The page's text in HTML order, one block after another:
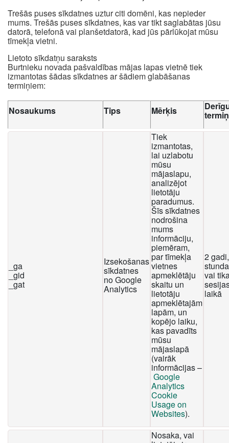
Trešās puses sīkdatnes uztur citi domēni, kas nepieder
mums. Trešās puses sīkdatnes, kas var tikt saglabātas jūsu
datorā, telefonā vai planšetdatorā, kad jūs pārlūkojat mūsu
tīmekļa vietni.
Lietoto sīkdatņu saraksts
Burtnieku novada pašvaldības mājas lapas vietnē tiek
izmantotas šādas sīkdatnes ar šādiem glabāšanas
termiņiem:
Nosaukums Tips Mērķis
_ga
_gid
_gat
Izsekošanas
sīkdatnes
no Google
Analytics
Tiek
izmantotas,
lai uzlabotu
mūsu
mājaslapu,
analizējot
lietotāju
paradumus.
Šīs sīkdatnes
nodrošina
mums
informāciju,
piemēram,
par tīmekļa
vietnes
apmeklētāju
skaitu un
lietotāju
apmeklētajām
lapām, un
kopējo laiku,
kas pavadīts
mūsu
mājaslapā
(vairāk
informācijas –
Google
Analytics
Cookie
Usage on
Websites).
2
vai
laikā
Nosaka, vai